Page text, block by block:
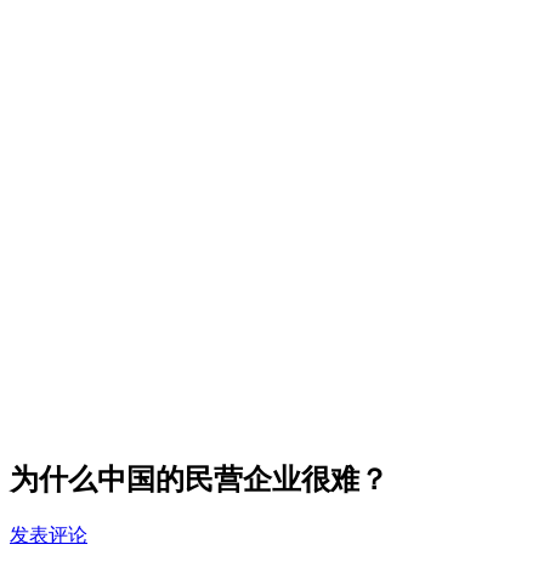
为什么中国的民营企业很难？
发表评论